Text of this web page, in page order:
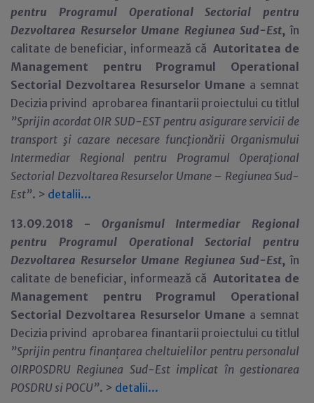
pentru Programul Operational Sectorial pentru
Dezvoltarea Resurselor Umane Regiunea Sud-Est, în
calitate de beneficiar, informează că Autoritatea de
Management pentru Programul Operational
Sectorial Dezvoltarea Resurselor Umane a semnat
Decizia privind aprobarea finantarii proiectului cu titlul
”Sprijin acordat OIR SUD-EST pentru asigurare servicii de
transport şi cazare necesare funcţionării Organismului
Intermediar Regional pentru Programul Operaţional
Sectorial Dezvoltarea Resurselor Umane – Regiunea Sud-
Est”. > detalii...
13.09.2018 - Organismul Intermediar Regional
pentru Programul Operational Sectorial pentru
Dezvoltarea Resurselor Umane Regiunea Sud-Est, în
calitate de beneficiar, informează că Autoritatea de
Management pentru Programul Operational
Sectorial Dezvoltarea Resurselor Umane a semnat
Decizia privind aprobarea finantarii proiectului cu titlul
”Sprijin pentru finanțarea cheltuielilor pentru personalul
OIRPOSDRU Regiunea Sud-Est implicat în gestionarea
POSDRU si POCU”. > detalii...